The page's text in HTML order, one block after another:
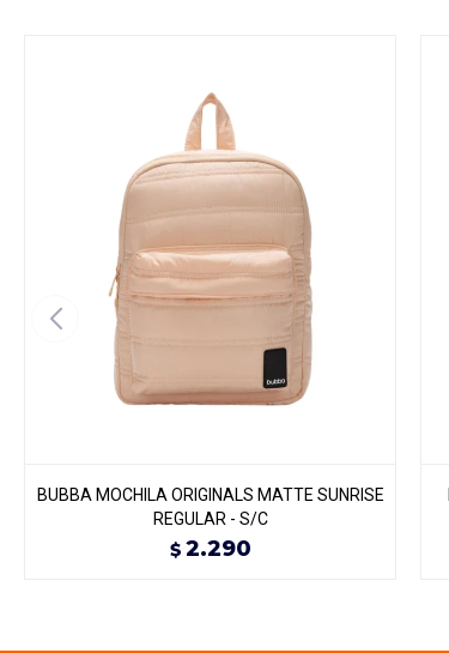
BUBBA MOCHILA ORIGINALS MATTE SUNRISE
REGULAR - S/C
$ 2.290